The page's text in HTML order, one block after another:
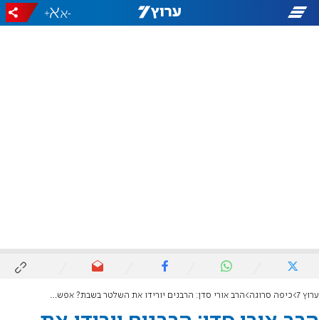
-
+
ערוץ 7 כיפה סרוגה הרב אורי סדן: הרבנים יורידו את השלטר בשבת? אפשר להרגע